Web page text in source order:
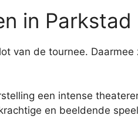
in Parkstad
van de tournee.
een intense
en beeldende